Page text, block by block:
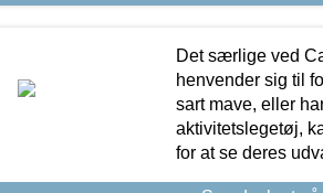
Det særlige ved
henvender sig til
sart mave, eller
aktivitetslegetøj,
for at se deres